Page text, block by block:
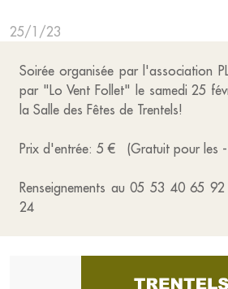
25/1/23
Soirée organisée par l'association
par "Lo Vent Follet" le samedi 25
la Salle des Fêtes de Trentels!
Prix d'entrée: 5 € (Gratuit pour les
Renseignements au 05 53 40 65
24